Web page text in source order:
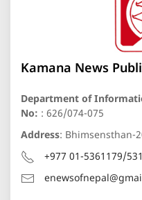
Kamana News
Department of
No: : 626/074-075
Address: Bhimsensthan-
+977 01-5361179/